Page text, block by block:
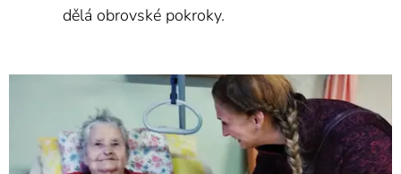
dělá obrovské pokroky.